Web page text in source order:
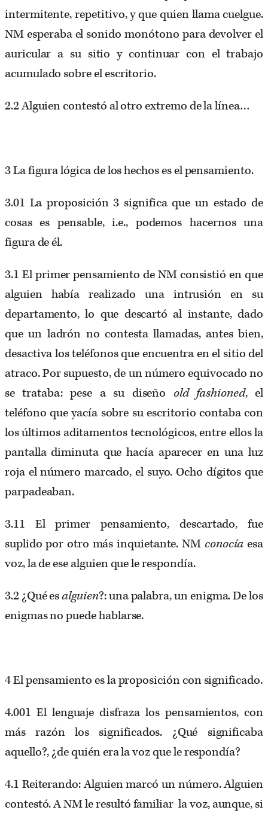
intermitente, repetitivo, y que quien llama cuelgue.
NM esperaba el sonido monótono para devolver el
auricular a su sitio y continuar con el trabajo
acumulado sobre el escritorio.
2.2 Alguien contestó al otro extremo de la línea…
3 La figura lógica de los hechos es el pensamiento.
3.01 La proposición 3 significa que un estado de
cosas es pensable, i.e., podemos hacernos una
figura de él.
3.1 El primer pensamiento de NM consistió en que
alguien había realizado una intrusión en su
departamento, lo que descartó al instante, dado
que un ladrón no contesta llamadas, antes bien,
desactiva los teléfonos que encuentra en el sitio del
atraco. Por supuesto, de un número equivocado no
se trataba: pese a su diseño old fashioned, el
teléfono que yacía sobre su escritorio contaba con
los últimos aditamentos tecnológicos, entre ellos la
pantalla diminuta que hacía aparecer en una luz
roja el número marcado, el suyo. Ocho dígitos que
parpadeaban.
3.11 El primer pensamiento, descartado, fue
suplido por otro más inquietante. NM conocía esa
voz, la de ese alguien que le respondía.
3.2 ¿Qué esalguien?: una palabra, un enigma. De los
enigmas no puede hablarse.
4 El pensamiento es la proposición con significado.
4.001 El lenguaje disfraza los pensamientos, con
más razón los significados. ¿Qué significaba
aquello?, ¿de quién era la voz que le respondía?
4.1 Reiterando: Alguien marcó un número. Alguien
contestó. A NM le resultó familiar la voz, aunque, si